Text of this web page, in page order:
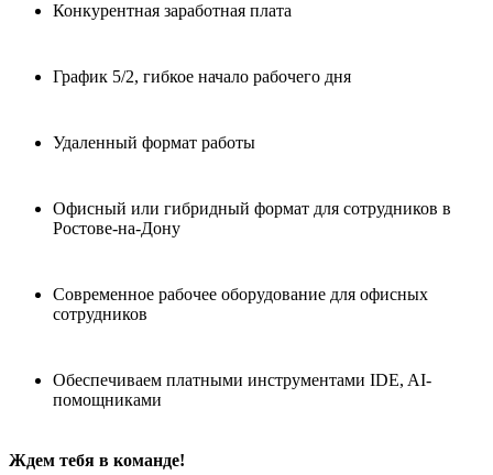
Конкурентная заработная плата
График 5/2, гибкое начало рабочего дня
Удаленный формат работы
Офисный или гибридный формат для сотрудников в
Ростове-на-Дону
Современное рабочее оборудование для офисных
сотрудников
Обеспечиваем платными инструментами IDE, AI-
помощниками
Ждем тебя в команде!